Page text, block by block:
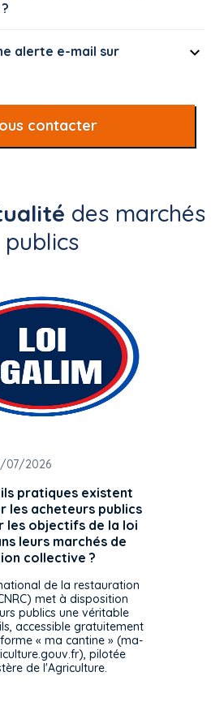
alerte e-mail sur
contacter
des marchés
publics
07/2026
pratiques existent
les acheteurs publics
les objectifs de la loi
leurs marchés de
collective ?
de la restauration
met à disposition
publics une véritable
accessible gratuitement
« ma cantine » (ma-
pilotée
de l'Agriculture.